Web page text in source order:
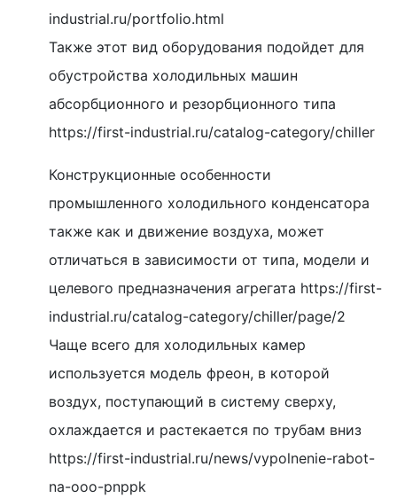
industrial.ru/portfolio.html
Также этот вид оборудования подойдет для
обустройства холодильных машин
абсорбционного и резорбционного типа
https://first-industrial.ru/catalog-category/chiller
Конструкционные особенности
промышленного холодильного конденсатора
также как и движение воздуха, может
отличаться в зависимости от типа, модели и
целевого предназначения агрегата https://first-
industrial.ru/catalog-category/chiller/page/2
Чаще всего для холодильных камер
используется модель фреон, в которой
воздух, поступающий в систему сверху,
охлаждается и растекается по трубам вниз
https://first-industrial.ru/news/vypolnenie-rabot-
na-ooo-pnppk